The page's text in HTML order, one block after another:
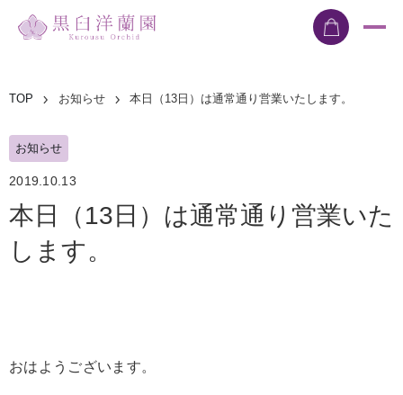
TOP お知らせ 本日（13日）は通常通り営業いたします。
お知らせ
2019.10.13
本日（13日）は通常通り営業いた
します。
おはようございます。